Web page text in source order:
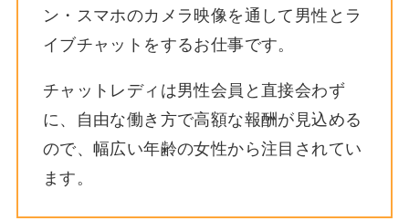
ン・スマホのカメラ映像を通して男性とラ
イブチャットをするお仕事です。
チャットレディは男性会員と直接会わず
に、自由な働き方で高額な報酬が見込める
ので、幅広い年齢の女性から注目されてい
ます。